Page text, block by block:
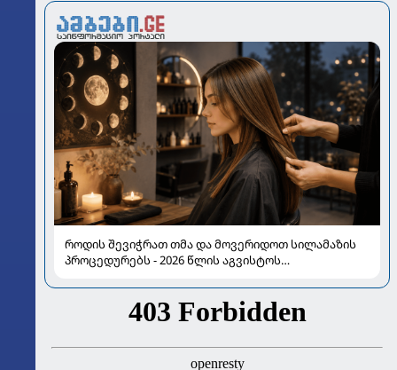
როდის შევიჭრათ თმა და მოვერიდოთ სილამაზის
პროცედურებს - 2026 წლის აგვისტოს